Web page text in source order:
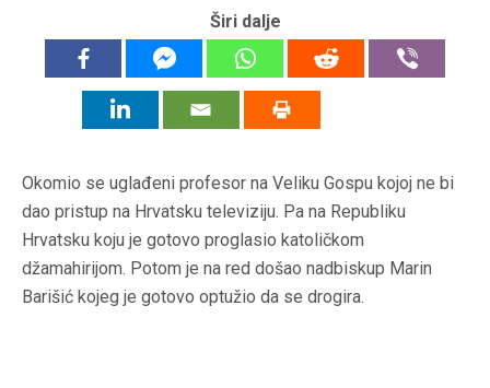
Širi dalje
Okomio se uglađeni profesor na Veliku Gospu kojoj ne bi
dao pristup na Hrvatsku televiziju. Pa na Republiku
Hrvatsku koju je gotovo proglasio katoličkom
džamahirijom. Potom je na red došao nadbiskup Marin
Barišić kojeg je gotovo optužio da se drogira.